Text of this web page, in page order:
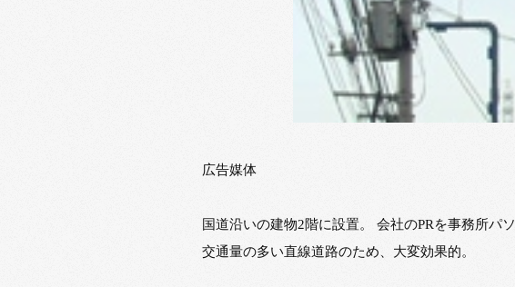
広告媒体
国道沿いの建物2階に設置。 会社のPRを事務所パ
交通量の多い直線道路のため、大変効果的。